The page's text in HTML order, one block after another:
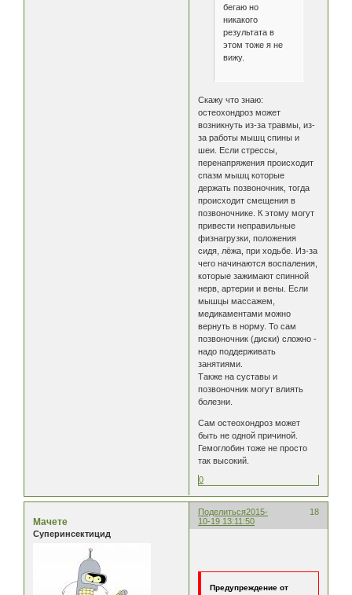
бегаю но
никакого
результата в
этом тоже я не
вижу.
Скажу что знаю:
остеохондроз может
возникнуть из-за травмы, из-
за работы мышц спины и
шеи. Если стрессы,
перенапряжения происходит
спазм мышц которые
держать позвоночник, тогда
происходит смещения в
позвоночнике. К этому могут
привести неправильные
физнагрузки, положения
сидя, лёжа, при ходьбе. Из-за
чего начинаются воспаления,
которые зажимают спинной
нерв, артерии и вены. Если
мышцы массажем,
медикаментами можно
вернуть в норму. То сам
позвоночник (диски) сложно -
надо поддерживать
занятиями.
Также на суставы и
позвоночник могут влиять
болезни.
Сам остеохондроз может
быть не одной причиной.
Гемоглобин тоже не просто
так высокий.
0
Поделиться 18
2015-
10-19 13:11:50
Мачете
Суперинсектицид
Предупреждение от